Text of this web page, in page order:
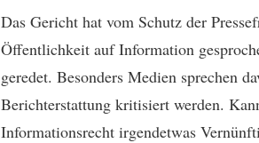
Das Gericht hat vom Schutz der
Öffentlichkeit auf Information
geredet. Besonders Medien sprechen
Berichterstattung kritisiert werden.
Informationsrecht irgendetwas